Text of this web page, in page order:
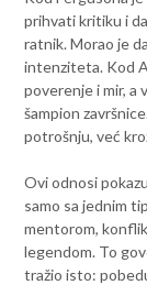
prihvati kritiku i
ratnik. Morao je
intenziteta. Kod
poverenje i mir, a
šampion
potrošnju, već
Ovi odnosi
samo sa jednim
mentorom,
legendom. To
tražio isto: